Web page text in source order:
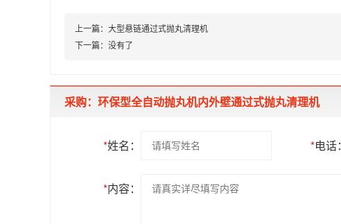
上一篇： 大型悬链通过式抛丸清理机
下一篇： 没有了
采购：环保型全自动抛丸机内外壁通过式抛丸清理机
*姓名： *电话：
*内容：